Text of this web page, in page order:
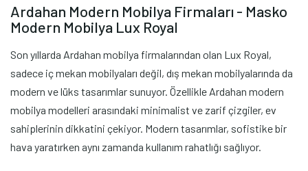
Ardahan Modern Mobilya Firmaları - Masko
Modern Mobilya Lux Royal
Son yıllarda Ardahan mobilya firmalarından olan Lux Royal,
sadece iç mekan mobilyaları değil, dış mekan mobilyalarında da
modern ve lüks tasarımlar sunuyor. Özellikle Ardahan modern
mobilya modelleri arasındaki minimalist ve zarif çizgiler, ev
sahiplerinin dikkatini çekiyor. Modern tasarımlar, sofistike bir
hava yaratırken aynı zamanda kullanım rahatlığı sağlıyor.